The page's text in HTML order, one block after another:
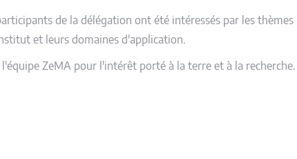
de la délégation ont été intéressés par les thèmes
et leurs domaines d'application.
ZeMA pour l'intérêt porté à la terre et à la recherche.